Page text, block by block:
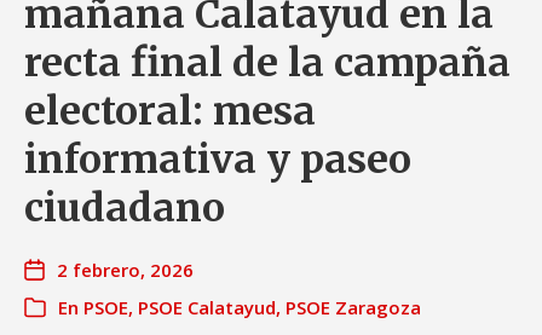
mañana Calatayud en la
recta final de la campaña
electoral: mesa
informativa y paseo
ciudadano
2 febrero, 2026
En PSOE, PSOE Calatayud, PSOE Zaragoza